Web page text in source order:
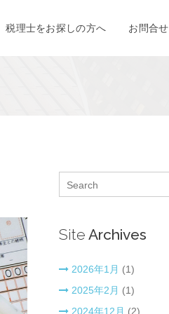
税理士をお探しの方へ お問合せ
Search
Site Archives
2026年1月 (1)
2025年2月 (1)
2024年12月 (2)